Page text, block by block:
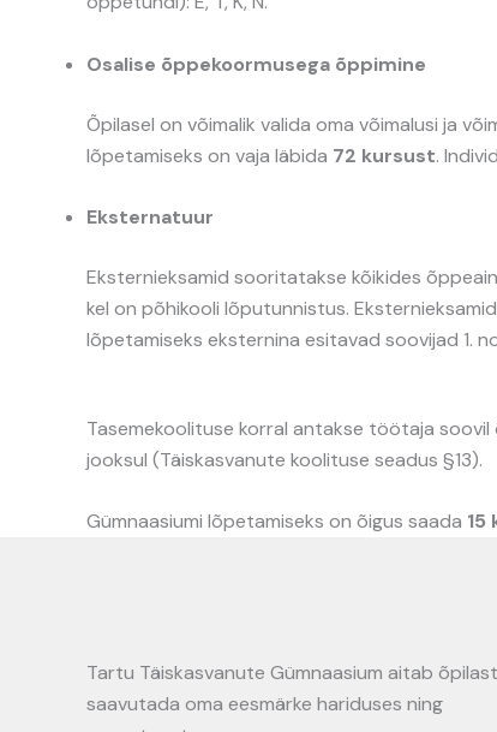
Osalise õppekoormusega õppimine
Õpilasel on võimalik valida oma võimalusi ja
lõpetamiseks on vaja läbida 72 kursust.
Eksternatuur
Eksternieksamid sooritatakse kõikides
kel on põhikooli lõputunnistus.
lõpetamiseks eksternina esitavad soovijad 1.
Tasemekoolituse korral antakse töötaja
jooksul (Täiskasvanute koolituse seadus §13).
Gümnaasiumi lõpetamiseks on õigus saada 15
Tartu Täiskasvanute Gümnaasium aitab
saavutada oma eesmärke hariduses ning